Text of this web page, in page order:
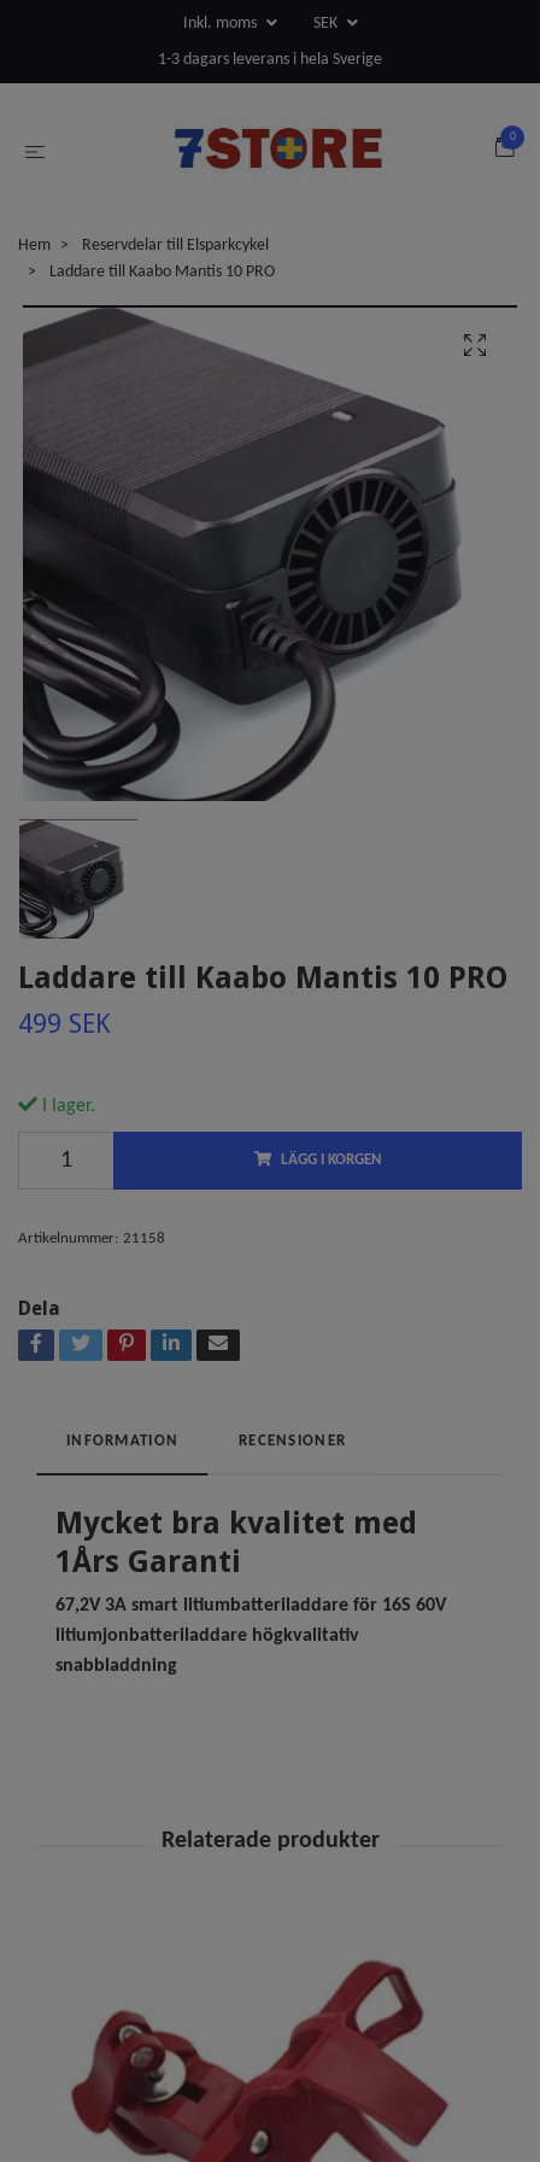
Inkl. moms
SEK
1-3 dagars leverans i hela Sverige
0
Hem
Reservdelar till Elsparkcykel
Laddare till Kaabo Mantis 10 PRO
Laddare till Kaabo Mantis 10 PRO
499 SEK
I lager.
LÄGG I KORGEN
Artikelnummer: 21158
Dela
INFORMATION RECENSIONER
Mycket bra kvalitet med
1Års Garanti
67,2V 3A smart litiumbatteriladdare för 16S 60V
litiumjonbatteriladdare högkvalitativ
snabbladdning